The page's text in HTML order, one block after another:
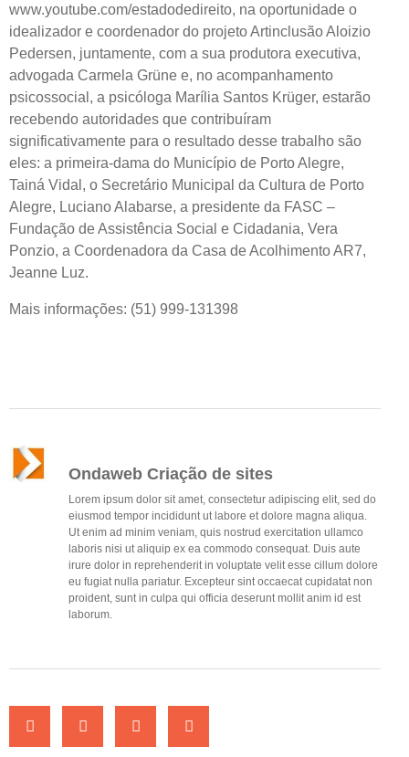
www.youtube.com/estadodedireito, na oportunidade o
idealizador e coordenador do projeto Artinclusão Aloizio
Pedersen, juntamente, com a sua produtora executiva,
advogada Carmela Grüne e, no acompanhamento
psicossocial, a psicóloga Marília Santos Krüger, estarão
recebendo autoridades que contribuíram
significativamente para o resultado desse trabalho são
eles: a primeira-dama do Município de Porto Alegre,
Tainá Vidal, o Secretário Municipal da Cultura de Porto
Alegre, Luciano Alabarse, a presidente da FASC –
Fundação de Assistência Social e Cidadania, Vera
Ponzio, a Coordenadora da Casa de Acolhimento AR7,
Jeanne Luz.
Mais informações: (51) 999-131398
Ondaweb Criação de sites
Lorem ipsum dolor sit amet, consectetur adipiscing elit, sed do
eiusmod tempor incididunt ut labore et dolore magna aliqua.
Ut enim ad minim veniam, quis nostrud exercitation ullamco
laboris nisi ut aliquip ex ea commodo consequat. Duis aute
irure dolor in reprehenderit in voluptate velit esse cillum dolore
eu fugiat nulla pariatur. Excepteur sint occaecat cupidatat non
proident, sunt in culpa qui officia deserunt mollit anim id est
laborum.